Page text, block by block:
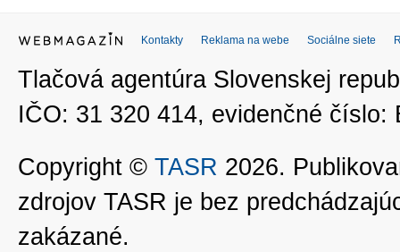
Kontakty Reklama na webe Sociálne siete
Tlačová agentúra Slovenskej
IČO: 31 320 414, evidenčné číslo:
Copyright © TASR 2026.
zdrojov TASR je bez
zakázané.